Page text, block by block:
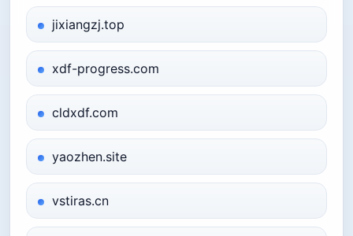
jixiangzj.top
xdf-progress.com
cldxdf.com
yaozhen.site
vstiras.cn